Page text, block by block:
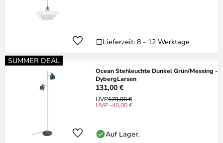
Lieferzeit: 8 - 12 Werktage
SUMMER DEAL
Ocean Stehleuchte Dunkel Grün/Messing -
DybergLarsen
131,00 €
UVP179,00 €
UVP -48,00 €
Auf Lager.